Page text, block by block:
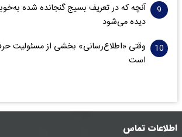
آنچه که در تعریف بسیج گنجانده شده
دیده می‌شود
وقتی «اطلاع‌رسانی» بخشی از مسئولیت
است
اطلاعات تماس